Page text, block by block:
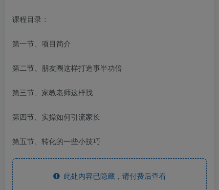
课程目录：
第一节、项目简介
第二节、朋友圈这样打造事半功倍
第三节、家教老师这样找
第四节、实操如何引流家长
第五节、转化的一些小技巧
此处内容已隐藏，请付费后查看